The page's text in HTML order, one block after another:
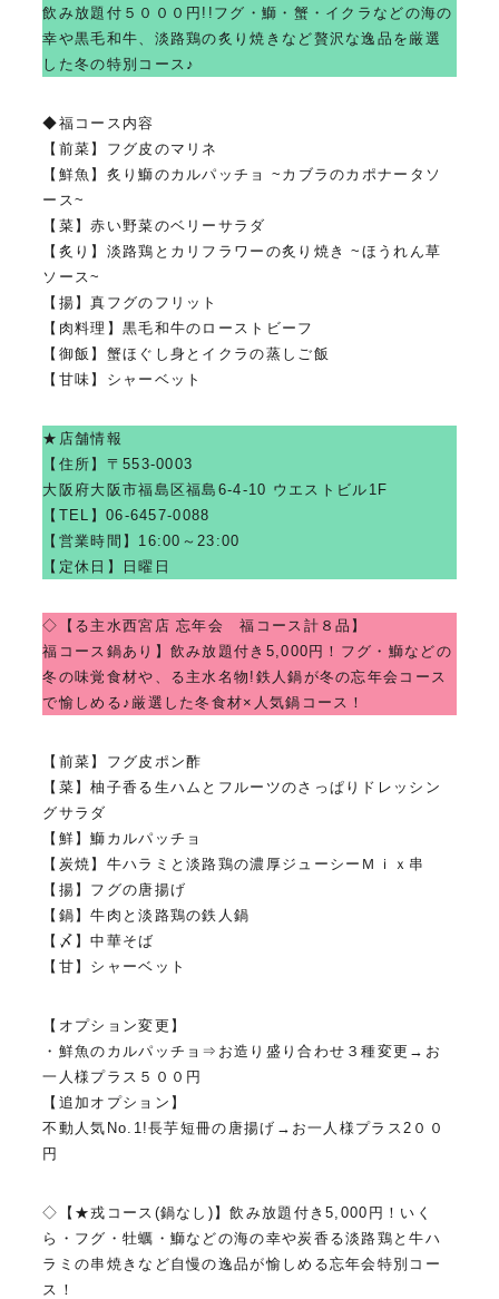
飲み放題付５０００円!!フグ・鰤・蟹・イクラなどの海の
幸や黒毛和牛、淡路鶏の炙り焼きなど贅沢な逸品を厳選
した冬の特別コース♪
◆福コース内容
【前菜】フグ皮のマリネ
【鮮魚】炙り鰤のカルパッチョ ~カブラのカポナータソ
ース~
【菜】赤い野菜のベリーサラダ
【炙り】淡路鶏とカリフラワーの炙り焼き ~ほうれん草
ソース~
【揚】真フグのフリット
【肉料理】黒毛和牛のローストビーフ
【御飯】蟹ほぐし身とイクラの蒸しご飯
【甘味】シャーベット
★店舗情報
【住所】 〒553-0003
大阪府大阪市福島区福島6-4-10 ウエストビル1F
【TEL】06-6457-0088
【営業時間】16:00～23:00
【定休日】日曜日
◇【る主水西宮店 忘年会 福コース計８品】
福コース鍋あり】飲み放題付き5,000円！フグ・鰤などの
冬の味覚食材や、る主水名物!鉄人鍋が冬の忘年会コース
で愉しめる♪厳選した冬食材×人気鍋コース！
【前菜】フグ皮ポン酢
【菜】柚子香る生ハムとフルーツのさっぱりドレッシン
グサラダ
【鮮】鰤カルパッチョ
【炭焼】牛ハラミと淡路鶏の濃厚ジューシーＭｉｘ串
【揚】フグの唐揚げ
【鍋】牛肉と淡路鶏の鉄人鍋
【〆】中華そば
【甘】シャーベット
【オプション変更】
・鮮魚のカルパッチョ⇒お造り盛り合わせ３種変更→お
一人様プラス５００円
【追加オプション】
不動人気No.1!長芋短冊の唐揚げ→お一人様プラス2００
円
◇【★戎コース(鍋なし)】飲み放題付き5,000円！いく
ら・フグ・牡蠣・鰤などの海の幸や炭香る淡路鶏と牛ハ
ラミの串焼きなど自慢の逸品が愉しめる忘年会特別コー
ス！